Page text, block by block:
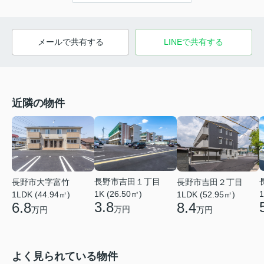
メールで共有する LINEで共有する
近隣の物件
長野市大字富竹
1LDK (44.94㎡)
6.8万円
長野市吉田１丁目
1K (26.50㎡)
3.8万円
長野市吉田２丁目
1LDK (52.95㎡)
8.4万円
よく見られている物件